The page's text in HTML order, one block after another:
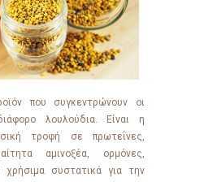
που συγκεντρώνουν οι
λουλούδια. Είναι η
τροφή σε πρωτεΐνες,
αμινοξέα, ορμόνες,
χρήσιμα συστατικά για την